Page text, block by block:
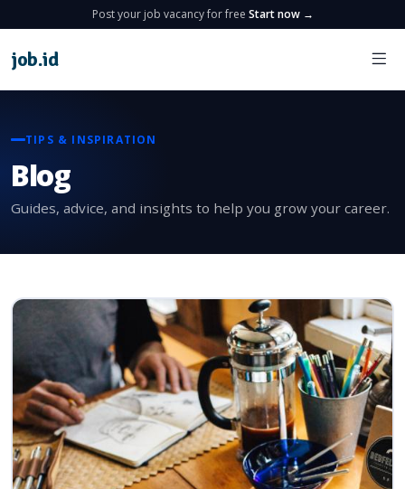
Post your job vacancy for free Start now →
job.id
TIPS & INSPIRATION
Blog
Guides, advice, and insights to help you grow your career.